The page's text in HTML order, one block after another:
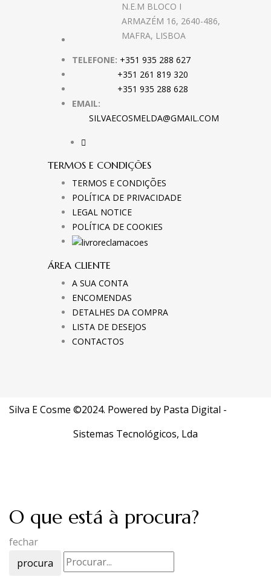
N.E.M BLOCO I
ARMAZÉM 16, 2640-486,
MAFRA, LISBOA
TELEFONE: +351 935 288 627
+351 261 819 320
+351 935 288 628
EMAIL:
SILVAECOSMELDA@GMAIL.COM
TERMOS E CONDIÇÕES
TERMOS E CONDIÇÕES
POLÍTICA DE PRIVACIDADE
LEGAL NOTICE
POLÍTICA DE COOKIES
ÁREA CLIENTE
A SUA CONTA
ENCOMENDAS
DETALHES DA COMPRA
LISTA DE DESEJOS
CONTACTOS
Silva E Cosme ©2024. Powered by Pasta Digital -
Sistemas Tecnológicos, Lda
O que está à procura?
fechar
procura